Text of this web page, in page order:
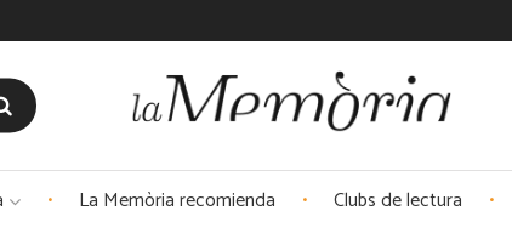
La Memòria recomienda Clubs de lectura